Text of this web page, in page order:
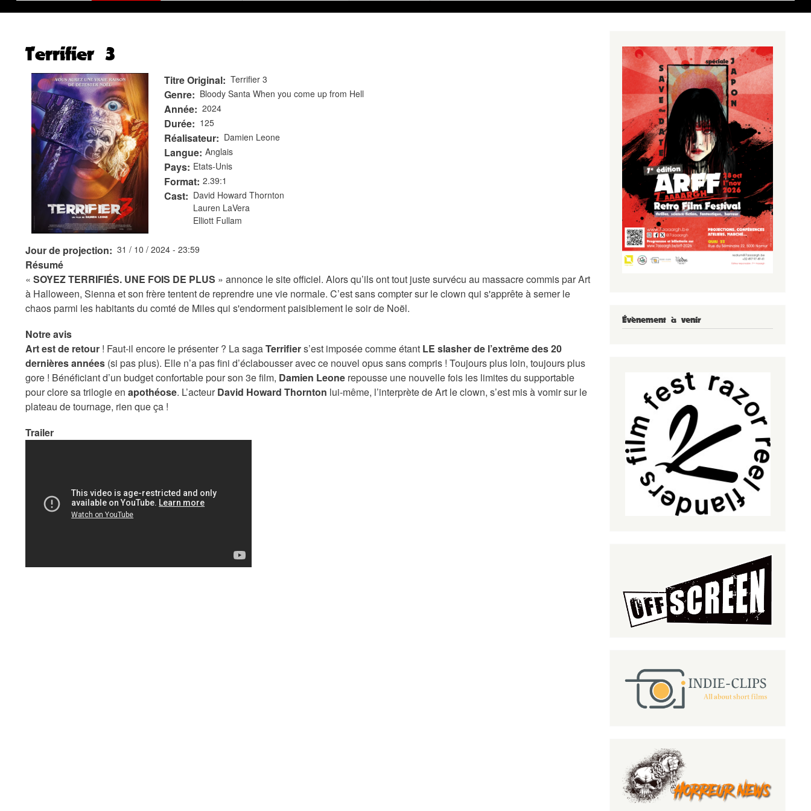
Terrifier 3
Titre Original Terrifier 3
Genre Bloody Santa When you come up from Hell
Année 2024
Durée 125
Réalisateur Damien Leone
Langue Anglais
Pays Etats-Unis
Format 2.39:1
Cast
David Howard Thornton
Lauren LaVera
Elliott Fullam
Jour de projection 31 / 10 / 2024 - 23:59
Résumé
« SOYEZ TERRIFIÉS. UNE FOIS DE PLUS » annonce le site officiel. Alors qu’ils ont tout juste survécu au massacre commis par Art
à Halloween, Sienna et son frère tentent de reprendre une vie normale. C’est sans compter sur le clown qui s'apprête à semer le
chaos parmi les habitants du comté de Miles qui s'endorment paisiblement le soir de Noël.
Notre avis
Art est de retour ! Faut-il encore le présenter ? La sagaTerrifiers’est imposée comme étant LE slasher de l’extrême des 20
dernières années (si pas plus). Elle n’a pas fini d’éclabousser avec ce nouvel opus sans compris ! Toujours plus loin, toujours plus
gore ! Bénéficiant d’un budget confortable pour son 3e film, Damien Leone repousse une nouvelle fois les limites du supportable
pour clore sa trilogie en apothéose. L’acteurDavid Howard Thornton lui-même, l’interprète de Art le clown, s’est mis à vomir sur le
plateau de tournage, rien que ça !
Trailer
Évènement à venir